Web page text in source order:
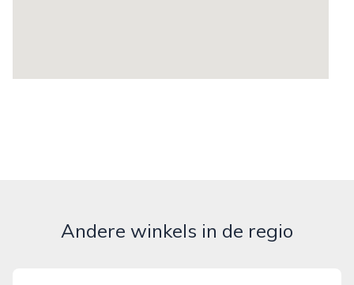
Andere winkels in de regio